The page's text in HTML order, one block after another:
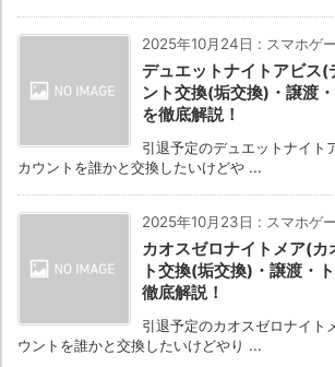
2025年10月24日 : スマホゲ
デュエットナイトアビス(
ント交換(垢交換)・譲渡
を徹底解説！
引退予定のデュエットナイト
カウントを誰かと交換したいけどや ...
2025年10月23日 : スマホゲ
カオスゼロナイトメア(
ト交換(垢交換)・譲渡・
徹底解説！
引退予定のカオスゼロナイト
ウントを誰かと交換したいけどやり ...